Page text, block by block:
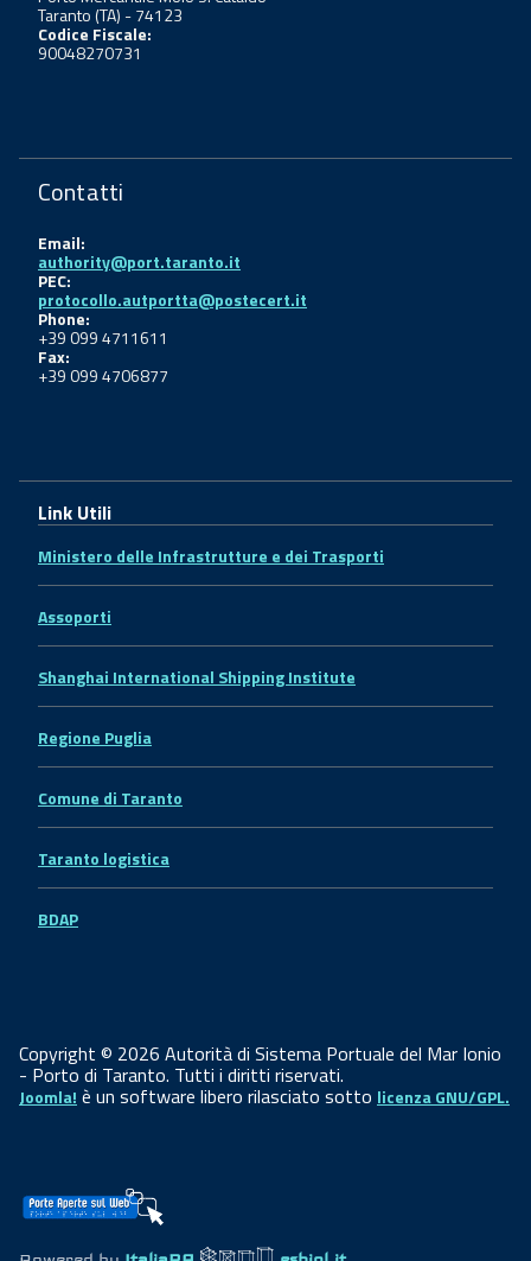
Taranto (TA) - 74123
Codice Fiscale:
90048270731
Contatti
Email:
authority@port.taranto.it
PEC:
protocollo.autportta@postecert.it
Phone:
+39 099 4711611
Fax:
+39 099 4706877
Link Utili
Ministero delle Infrastrutture e dei Trasporti
Assoporti
Shanghai International Shipping Institute
Regione Puglia
Comune di Taranto
Taranto logistica
BDAP
Copyright © 2026 Autorità di Sistema Portuale del Mar Ionio
- Porto di Taranto. Tutti i diritti riservati.
Joomla! è un software libero rilasciato sotto licenza GNU/GPL.